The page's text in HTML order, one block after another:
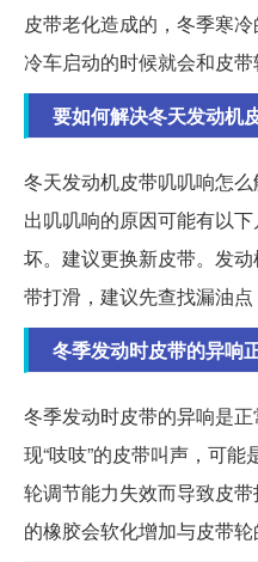
皮带老化造成的，冬季寒
冷车启动的时候就会和皮带
要如何解决冬天发动机
冬天发动机皮带叽叽响怎
出叽叽响的原因可能有以
坏。建议更换新皮带。发
带打滑，建议先查找漏油点
冬季发动时皮带的异响
冬季发动时皮带的异响是
现“吱吱”的皮带叫声，可
轮调节能力失效而导致皮
的橡胶会软化增加与皮带轮